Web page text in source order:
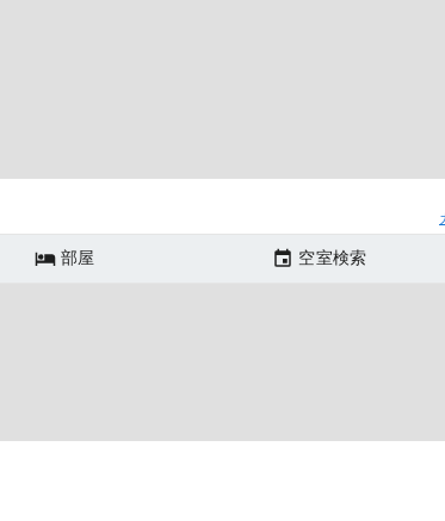
部屋 空室検索